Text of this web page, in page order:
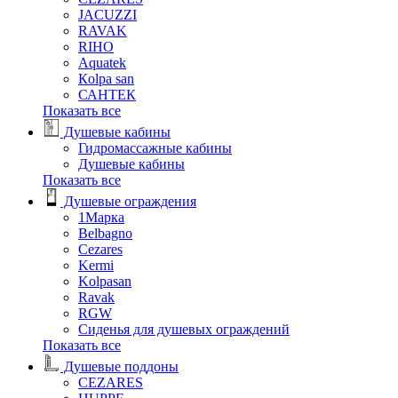
JACUZZI
RAVAK
RIHO
Аquatek
Кolpa san
САНТЕК
Показать все
Душевые кабины
Гидромассажные кабины
Душевые кабины
Показать все
Душевые ограждения
1Марка
Belbagno
Cezares
Kermi
Kolpasan
Ravak
RGW
Сиденья для душевых ограждений
Показать все
Душевые поддоны
CEZARES